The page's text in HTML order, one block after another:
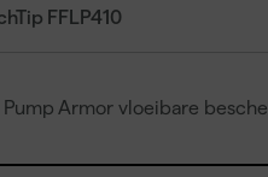
FFLP410
Armor vloeibare